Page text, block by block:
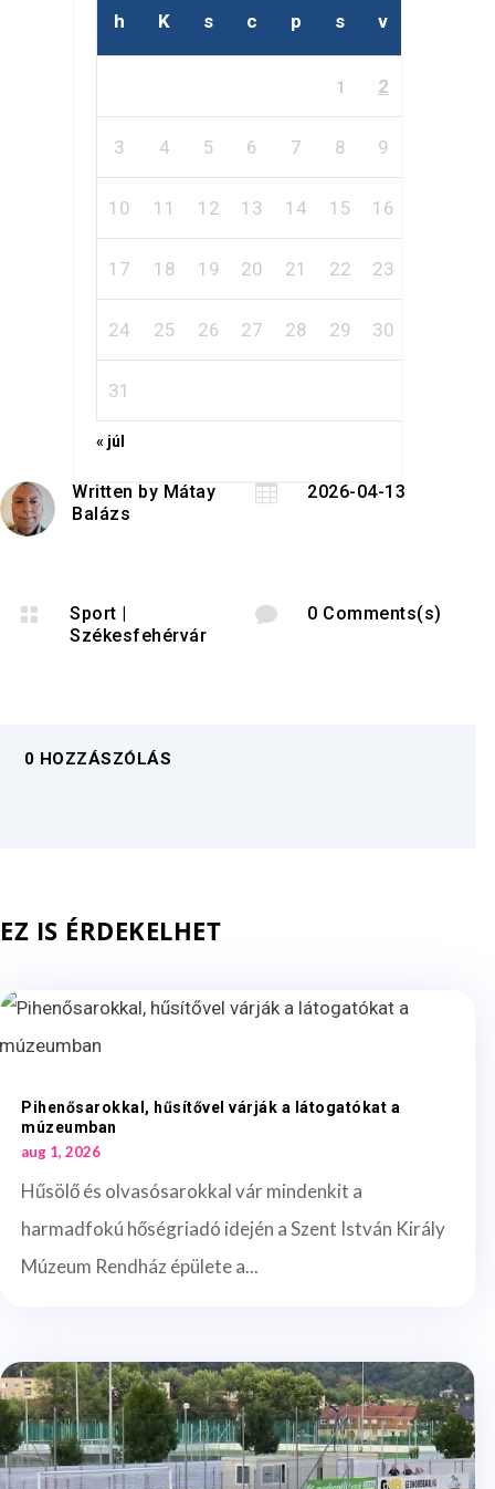
h K s c p s v
1 2
3 4 5 6 7 8 9
10 11 12 13 14 15 16
17 18 19 20 21 22 23
24 25 26 27 28 29 30
31
« júl
Written by Mátay
Balázs
 2026-04-13
 Sport
Székesfehérvár
 0 Comments(s)
0 HOZZÁSZÓLÁS
EZ IS ÉRDEKELHET
Pihenősarokkal, hűsítővel várják a látogatókat a
múzeumban
aug 1, 2026
Hűsölő és olvasósarokkal vár mindenkit a
harmadfokú hőségriadó idején a Szent István Király
Múzeum Rendház épülete a...